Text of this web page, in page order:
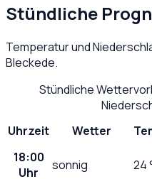
Stündliche
Temperatur und
Bleckede.
Stündliche
Uhrzeit
Wetter
18:00
Uhr
sonnig 24